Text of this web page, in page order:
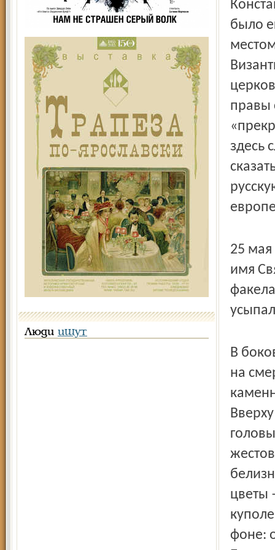
Люди ищут
было
правы
здесь
25 мая
имя
В
на
цветы
фоне: